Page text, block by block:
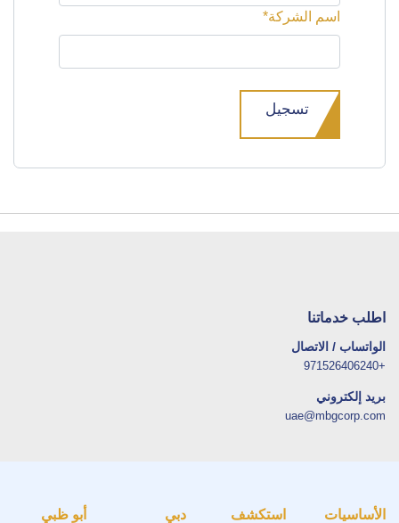
اسم الشركة*
اطلب خدماتنا
الواتساب / الاتصال
+971526406240
بريد إلكتروني
uae@mbgcorp.com
الأساسيات
استكشف
دبي أبو ظبي